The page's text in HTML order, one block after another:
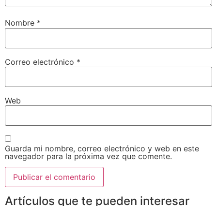
Nombre *
Correo electrónico *
Web
Guarda mi nombre, correo electrónico y web en este
navegador para la próxima vez que comente.
Artículos que te pueden interesar